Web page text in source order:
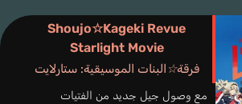
Shoujo☆Kageki Revue
Starlight Movie
فرقة☆البنات الموسيقية: ستارلايت
مع وصول جيل جديد من الفتيات